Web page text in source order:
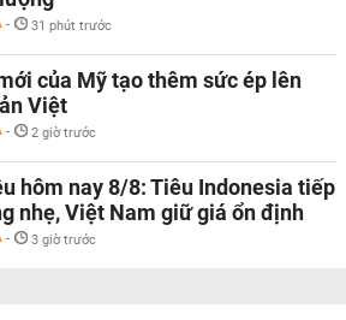
- 31 phút trước
của Mỹ tạo thêm sức ép lên
Việt
- 2 giờ trước
hôm nay 8/8: Tiêu Indonesia tiếp
nhẹ, Việt Nam giữ giá ổn định
- 3 giờ trước